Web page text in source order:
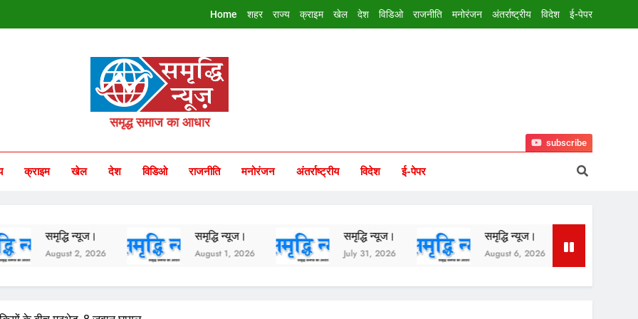
Home शहर राज्य क्राइम खेल देश विडिओ राजनीति मनोरंजन अंतर्राष्ट्रीय विदेश ई-पेपर
Samachar
समृद्ध समाज का आधार
क्राइम खेल देश विडिओ राजनीति मनोरंजन अंतर्राष्ट्रीय विदेश ई-पेपर
subscribe
न्यूज।
2, 2026
समृद्धि न्यूज।
August 1, 2026
समृद्धि न्यूज।
July 31, 2026
समृद्धि न्यूज।
August 6, 2026
समृद्धि न्यूज।
August 5, 2026